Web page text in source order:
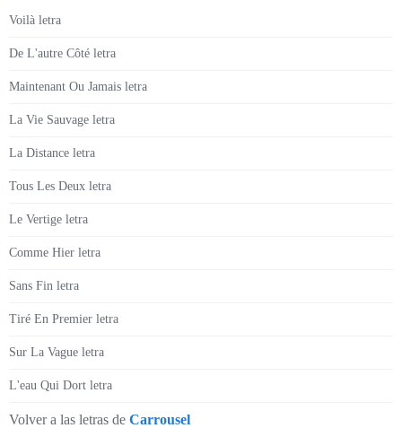
Voilà letra
De L'autre Côté letra
Maintenant Ou Jamais letra
La Vie Sauvage letra
La Distance letra
Tous Les Deux letra
Le Vertige letra
Comme Hier letra
Sans Fin letra
Tiré En Premier letra
Sur La Vague letra
L'eau Qui Dort letra
Volver a las letras de Carrousel